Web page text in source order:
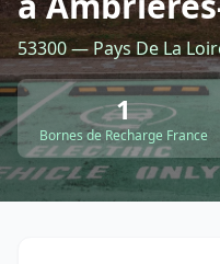
53300 — Pays De La
1
Bornes de Recharge France